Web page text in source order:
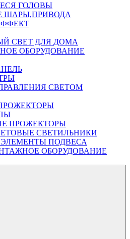
ГОЛОВЫ
ШАРЫ,ПРИВОДА
СВЕТ ДЛЯ ДОМА
ОБОРУДОВАНИЕ
СВЕТОМ
ПРОЖЕКТОРЫ
СВЕТИЛЬНИКИ
ПОДВЕСА
ОБОРУДОВАНИЕ